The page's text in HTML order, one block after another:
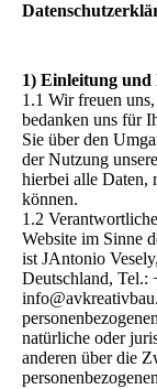
1) Einleitung
1.1 Wir freuen
bedanken uns für
Sie über den
der Nutzung
hierbei alle Daten,
können.
1.2
Website im Sinne
ist JAntonio
Deutschland, Tel.:
natürliche oder
anderen über die